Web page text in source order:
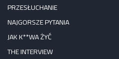
PRZESŁUCHANIE
NAJGORSZE PYTANIA
JAK K**WA ŻYĆ
THE INTERVIEW